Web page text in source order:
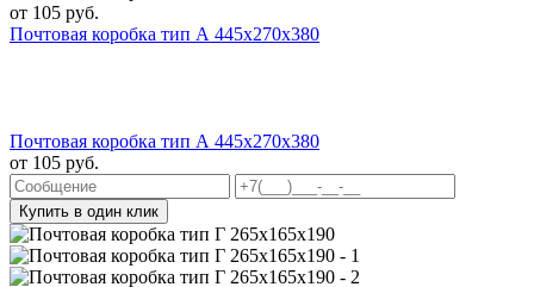
от 105 руб.
Почтовая коробка тип А 445х270х380
Почтовая коробка тип А 445х270х380
от 105 руб.
Купить в один клик